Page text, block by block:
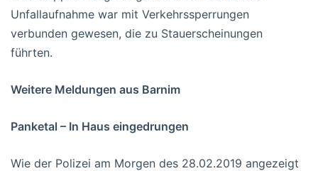
Unfallaufnahme war mit Verkehrssperrungen
verbunden gewesen, die zu Stauerscheinungen
führten.
Weitere Meldungen aus Barnim
Panketal – In Haus eingedrungen
Wie der Polizei am Morgen des 28.02.2019 angezeigt